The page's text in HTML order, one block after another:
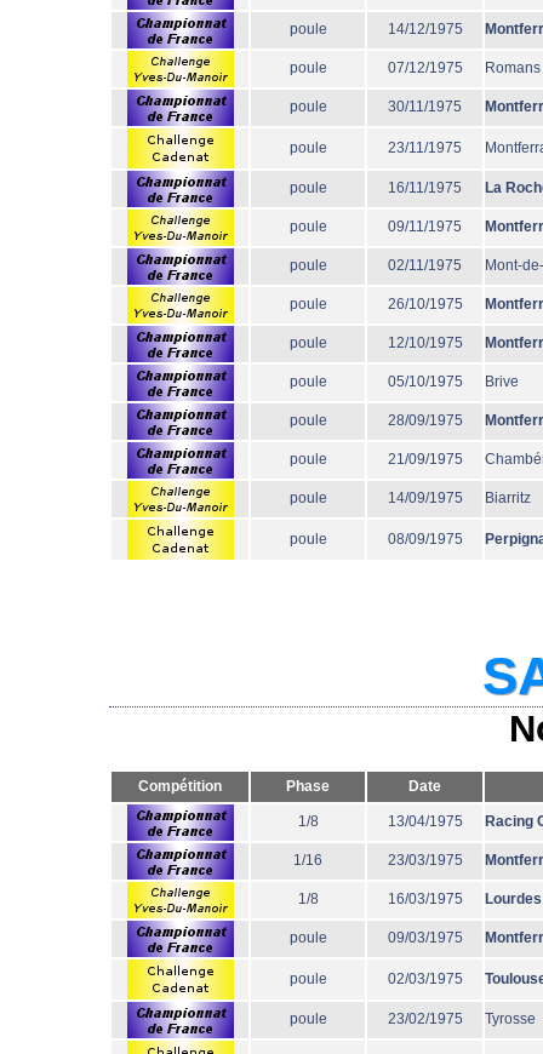
poule 14/12/1975
poule 07/12/1975 Romans
poule 30/11/1975
poule 23/11/1975
poule 16/11/1975 La
poule 09/11/1975
poule 02/11/1975 Mont-
poule 26/10/1975
poule 12/10/1975
poule 05/10/1975 Brive
poule 28/09/1975
poule 21/09/1975
poule 14/09/1975 Biarritz
poule 08/09/1975
Compétition Phase Date
1/8 13/04/1975 Racing
1/16 23/03/1975
1/8 16/03/1975 Lourdes
poule 09/03/1975
poule 02/03/1975
poule 23/02/1975 Tyrosse